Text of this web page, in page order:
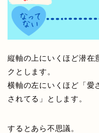
縦軸の上にいくほど潜在
クとします。
横軸の左にいくほど「愛
されてる」とします。
するとあら不思議。